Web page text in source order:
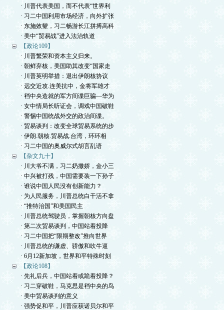
· 川普代表美国，而不代表“世界利
· 习二中国利用市场经济，向外扩张
· 东施效颦，习二畅游长江拼搏高科
· 美中“贸易战”进入法治轨道
【政论109】
· 川普繁荣和资本主义归来。
· 朝鲜弃核，美国助其改变“国家走
· 川普英明举措：退出伊朗核协议
· 远交近攻.连美抗中，金将军雄才
· 裆中央造就的军方间谍巨骗—华为
· 女中情局长听证会，调戏中国破鞋
· 警惕中国统战外交的政治间谍。
· 贸易谈判：改变全球贸易系统的步
· 伊朗.朝核.贸易战.台湾，环环相
· 习二中国的奥威尔式胡言乱语
【杂文九十】
· 川大爷不满，习二奶撒娇，金小三
· 中兴被打残，中国需要装一下孙子
· 谁说中国人民没有创新能力？
· 为人民服务，川普总统白干活不拿
· “推特治国”和美国民主
· 川普总统驾驶员，掌握朝核方向盘
· 第二次贸易谈判，中国站着投降
· 习二中国把“限期整改”推向世界
· 川普总统的谦虚、骄傲和吹牛逼
· 6月12新加坡，世界和平特殊时刻
【政论108】
· 先礼后兵，中国站着或跪着投降？
· 习二穿破鞋，马克思是裆中央的鸟
· 美中贸易谈判的意义
· 强势促和平，川普应获诺贝尔和平